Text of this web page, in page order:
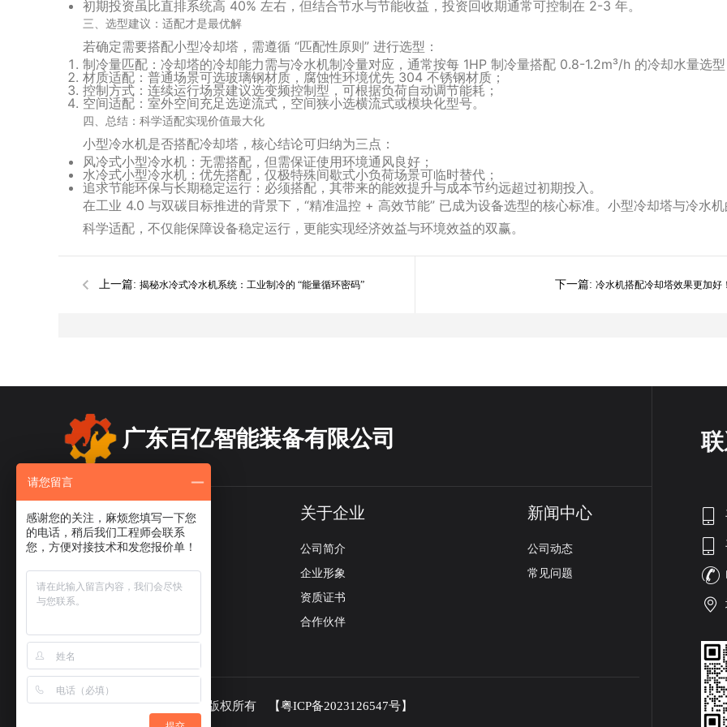
初期投资虽比直排系统高 40% 左右，但结合节水与节能收益，投资回收期通常可控制在 2-3 年。
三、选型建议：适配才是最优解
若确定需要搭配小型冷却塔，需遵循 “匹配性原则” 进行选型：
制冷量匹配 ：冷却塔的冷却能力需与冷水机制冷量对应，通常按每 1HP 制冷量搭配 0.8-1.2m³/h 的冷却水量选型
材质适配 ：普通场景可选玻璃钢材质，腐蚀性环境优先 304 不锈钢材质；
控制方式 ：连续运行场景建议选变频控制型，可根据负荷自动调节能耗；
空间适配 ：室外空间充足选逆流式，空间狭小选横流式或模块化型号。
四、总结：科学适配实现价值最大化
小型冷水机是否搭配冷却塔，核心结论可归纳为三点：
风冷式小型冷水机： 无需搭配 ，但需保证使用环境通风良好；
水冷式小型冷水机： 优先搭配 ，仅极特殊间歇式小负荷场景可临时替代；
追求节能环保与长期稳定运行： 必须搭配 ，其带来的能效提升与成本节约远超过初期投入。
在工业 4.0 与双碳目标推进的背景下，“精准温控 + 高效节能” 已成为设备选型的核心标准。小型冷却塔与冷水机
科学适配，不仅能保障设备稳定运行，更能实现经济效益与环境效益的双赢。
上一篇: 揭秘水冷式冷水机系统：工业制冷的 “能量循环密码” 下一篇: 冷水机搭配冷却塔效果更加好！
广东百亿智能装备有限公司
产品导航
冷水机系列
螺杆冷水机系列
模温机系列
非标定制系列
关于企业
公司简介
企业形象
资质证书
合作伙伴
新闻中心
公司动态
常见问题
广东百亿智能装备有限公司 版权所有 【粤ICP备2023126547号】
请您留言
感谢您的关注，麻烦您填写一下您
的电话，稍后我们工程师会联系
您，方便对接技术和发您报价单！